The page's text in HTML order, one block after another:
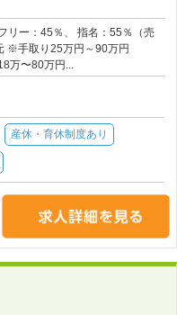
リー：45％、 指名：55％（売
※手取り25万円～90万円
万〜80万円...
産休・育休制度あり